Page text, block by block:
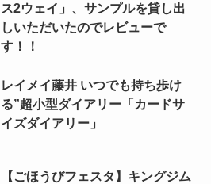
ス2ウェイ」、サンプルを貸し出
しいただいたのでレビューで
す！！
レイメイ藤井 いつでも持ち歩け
る”超小型ダイアリー「カードサ
イズダイアリー」
【ごほうびフェスタ】キングジム